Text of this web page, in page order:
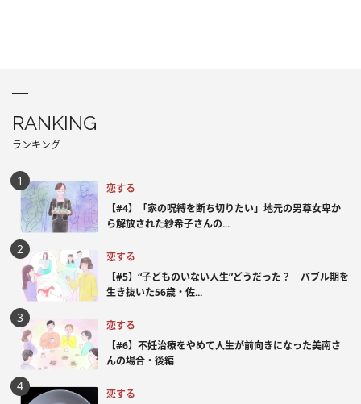
RANKING
ランキング
恋する
【#4】「家の呪縛を断ち切りたい」地元の男尊女卑か
ら解放された紗希子さんの...
恋する
【#5】“子どものいない人生”どうだった？ バブル期を
生き抜いた56歳・佐...
恋する
【#6】不妊治療をやめて人生が前向きになった美南さ
んの場合・後編
恋する